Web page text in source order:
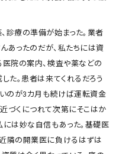
診療の準備が始まった。業者
あったのだが、私たちには資
医院の案内、検査や薬などの
た。患者は来てくれるだろう
いのが3カ月も続けば運転資金
づくにつれて次第にそこはか
には妙な自信もあった。基礎医
隣の開業医に負けるはずは